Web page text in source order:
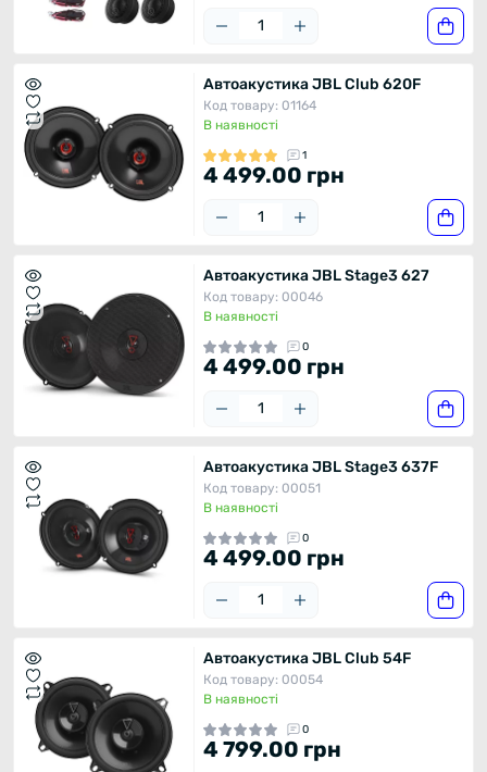
Автоакустика JBL Club 620F
Код товару: 01164
В наявності
1
4 499.00 грн
Автоакустика JBL Stage3 627
Код товару: 00046
В наявності
0
4 499.00 грн
Автоакустика JBL Stage3 637F
Код товару: 00051
В наявності
0
4 499.00 грн
Автоакустика JBL Club 54F
Код товару: 00054
В наявності
0
4 799.00 грн